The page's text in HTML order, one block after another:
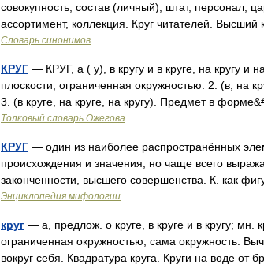
совокупность, состав (личный), штат, персонал,
ассортимент, коллекция. Круг читателей. Высший
Словарь синонимов
КРУГ — КРУГ, а ( у), в кругу и в круге, на кругу и
плоскости, ограниченная окружностью. 2. (в, на
3. (в круге, на круге, на кругу). Предмет в
Толковый словарь Ожегова
КРУГ — один из наиболее распространённых
происхождения и значения, но чаще всего
законченности, высшего совершенства. К. как
Энциклопедия мифологии
круг — а, предлож. о круге, в круге и в кругу; мн.
ограниченная окружностью; сама окружность.
вокруг себя. Квадратура круга. Круги на воде от